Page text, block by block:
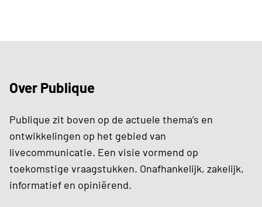
Over Publique
Publique zit boven op de actuele thema’s en
ontwikkelingen op het gebied van
livecommunicatie. Een visie vormend op
toekomstige vraagstukken. Onafhankelijk, zakelijk,
informatief en opiniërend.